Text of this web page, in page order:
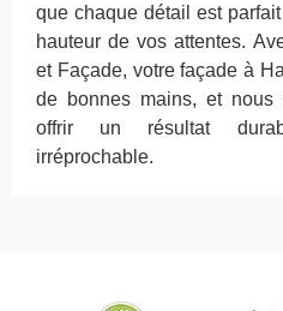
que chaque détail est
hauteur de vos attentes.
et Façade, votre façade à
de bonnes mains, et nous
offrir un résultat
irréprochable.